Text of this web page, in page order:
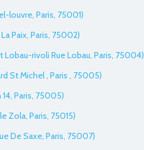
louvre, Paris, 75001)
Paix, Paris, 75002)
rivoli Rue Lobau, Paris, 75004)
St Michel , Paris , 75005)
14, Paris, 75005)
Zola, Paris, 75015)
De Saxe, Paris, 75007)